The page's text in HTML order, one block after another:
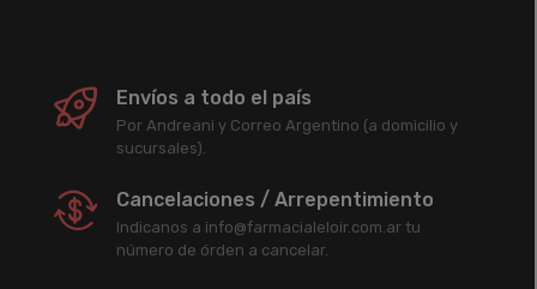
Envíos a todo el país
Por Andreani y Correo Argentino (a domicilio y
sucursales).
Cancelaciones / Arrepentimiento
Indicanos a info@farmacialeloir.com.ar tu
número de órden a cancelar.